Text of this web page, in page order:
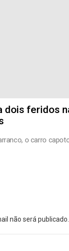
dois feridos
o carro
não será publicado.